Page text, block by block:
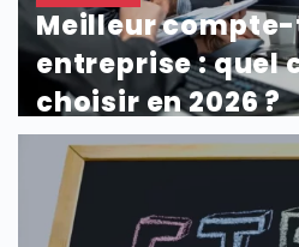
Meilleur
entreprise : quel
choisir en 2026 ?